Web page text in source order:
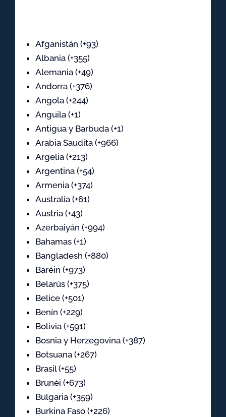
Afganistán (+93)
Albania (+355)
Alemania (+49)
Andorra (+376)
Angola (+244)
Anguila (+1)
Antigua y Barbuda (+1)
Arabia Saudita (+966)
Argelia (+213)
Argentina (+54)
Armenia (+374)
Australia (+61)
Austria (+43)
Azerbaiyán (+994)
Bahamas (+1)
Bangladesh (+880)
Baréin (+973)
Belarús (+375)
Belice (+501)
Benín (+229)
Bolivia (+591)
Bosnia y Herzegovina (+387)
Botsuana (+267)
Brasil (+55)
Brunéi (+673)
Bulgaria (+359)
Burkina Faso (+226)